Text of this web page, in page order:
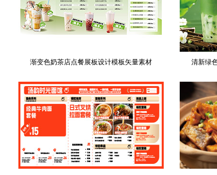
渐变色奶茶店点餐展板设计模板矢量素材 清新绿